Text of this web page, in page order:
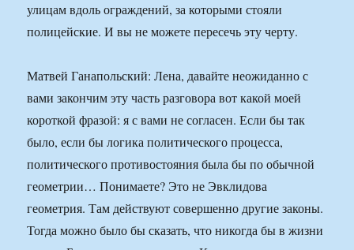
улицам вдоль ограждений, за которыми стояли
полицейские. И вы не можете пересечь эту черту.
Матвей Ганапольский: Лена, давайте неожиданно с
вами закончим эту часть разговора вот какой моей
короткой фразой: я с вами не согласен. Если бы так
было, если бы логика политического процесса,
политического противостояния была бы по обычной
геометрии… Понимаете? Это не Эвклидова
геометрия. Там действуют совершенно другие законы.
Тогда можно было бы сказать, что никогда бы в жизни